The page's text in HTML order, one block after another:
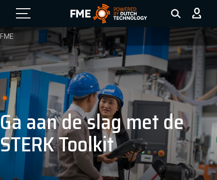
FME Logo, to the homepage
FME
Ga aan de slag met de
STERK Toolkit